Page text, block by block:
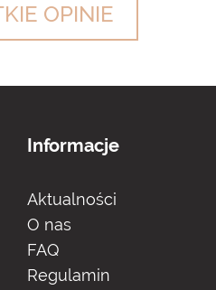
OPINIE
Informacje
Aktualności
O nas
FAQ
Regulamin